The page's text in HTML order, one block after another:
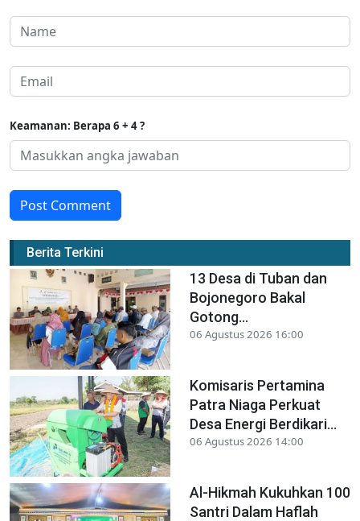
Keamanan: Berapa 6 + 4 ?
Post Comment
Berita Terkini
13 Desa di Tuban dan
Bojonegoro Bakal
Gotong...
06 Agustus 2026 16:00
Komisaris Pertamina
Patra Niaga Perkuat
Desa Energi Berdikari...
06 Agustus 2026 14:00
Al-Hikmah Kukuhkan 100
Santri Dalam Haflah